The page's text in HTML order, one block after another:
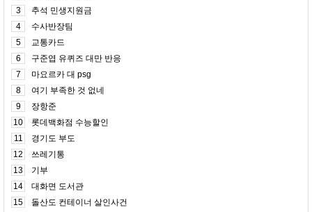
3
추석 민생지원금
4
수사반장팀
5
교통카드
6
구준엽 유퀴즈 대만 반응
7
마요르카 대 psg
8
여기 부족한 것 없네
9
장항준
10
롯데백화점 수능할인
11
경기도 부도
12
쓰레기통
13
기부
14
대화면 도서관
15
돌산도 컨테이너 살인사건